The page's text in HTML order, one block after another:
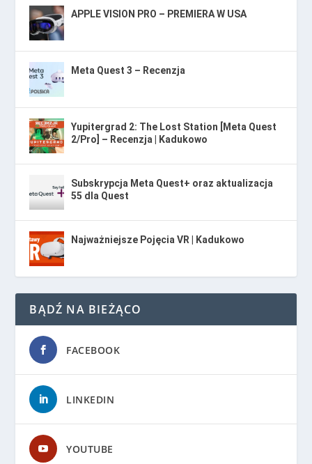
APPLE VISION PRO – PREMIERA W USA
Meta Quest 3 – Recenzja
Yupitergrad 2: The Lost Station [Meta Quest
2/Pro] – Recenzja | Kadukowo
Subskrypcja Meta Quest+ oraz aktualizacja
55 dla Quest
Najważniejsze Pojęcia VR | Kadukowo
BĄDŹ NA BIEŻĄCO
FACEBOOK
LINKEDIN
YOUTUBE